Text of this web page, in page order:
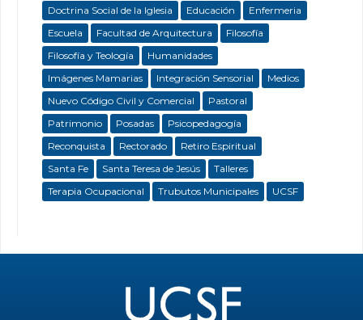
Doctrina Social de la Iglesia
Educación
Enfermeria
Escuela
Facultad de Arquitectura
Filosofía
Filosofía y Teología
Humanidades
Imágenes Mamarias
Integración Sensorial
Medios
Nuevo Código Civil y Comercial
Pastoral
Patrimonio
Posadas
Psicopedagogía
Reconquista
Rectorado
Retiro Espiritual
Santa Fe
Santa Teresa de Jesús
Talleres
Terapia Ocupacional
Trubutos Municipales UCSF